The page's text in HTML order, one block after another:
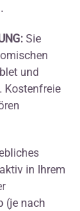
Sie
und
Kostenfreie
in Ihrem
(je nach